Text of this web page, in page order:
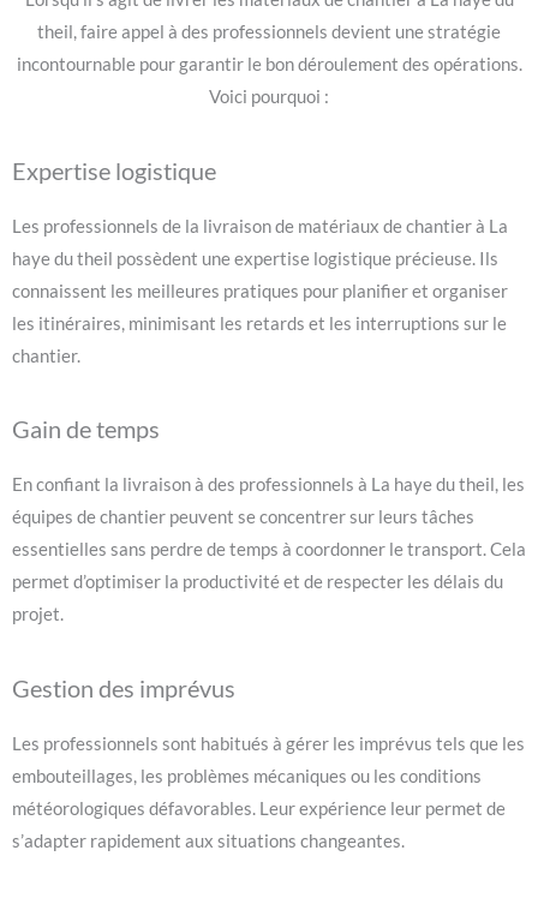
theil, faire appel à des professionnels devient une stratégie
incontournable pour garantir le bon déroulement des opérations.
Voici pourquoi :
Expertise logistique
Les professionnels de la livraison de matériaux de chantier à La
haye du theil possèdent une expertise logistique précieuse. Ils
connaissent les meilleures pratiques pour planifier et organiser
les itinéraires, minimisant les retards et les interruptions sur le
chantier.
Gain de temps
En confiant la livraison à des professionnels à La haye du theil, les
équipes de chantier peuvent se concentrer sur leurs tâches
essentielles sans perdre de temps à coordonner le transport. Cela
permet d’optimiser la productivité et de respecter les délais du
projet.
Gestion des imprévus
Les professionnels sont habitués à gérer les imprévus tels que les
embouteillages, les problèmes mécaniques ou les conditions
météorologiques défavorables. Leur expérience leur permet de
s’adapter rapidement aux situations changeantes.